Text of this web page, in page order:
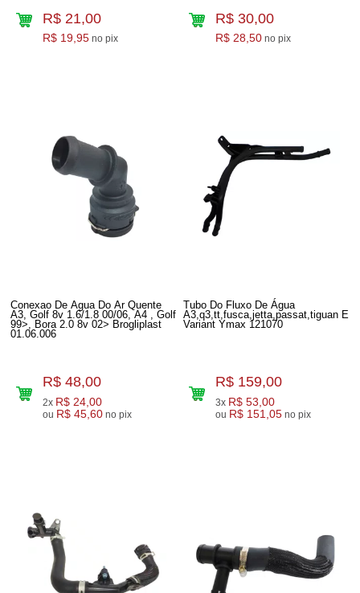
R$ 21,00
R$ 19,95 no pix
R$ 30,00
R$ 28,50 no pix
Conexao De Agua Do Ar Quente
A3, Golf 8v 1.6/1.8 00/06, A4 , Golf
99>, Bora 2.0 8v 02> Brogliplast
01.06.006
R$ 48,00
2x R$ 24,00
ou R$ 45,60 no pix
Tubo Do Fluxo De Água
A3,q3,tt,fusca,jetta,passat,tiguan E
Variant Ymax 121070
R$ 159,00
3x R$ 53,00
ou R$ 151,05 no pix